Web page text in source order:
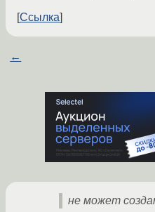
Ссылка
←
не может